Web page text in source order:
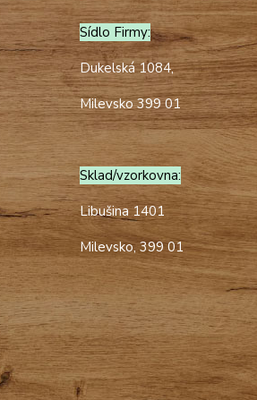
Sídlo Firmy:
Dukelská 1084,
Milevsko 399 01
Sklad/vzorkovna:
Libušina 1401
Milevsko, 399 01